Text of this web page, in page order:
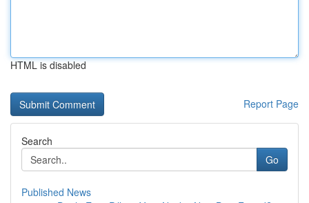
HTML is disabled
Report Page
Search
Go
Published News